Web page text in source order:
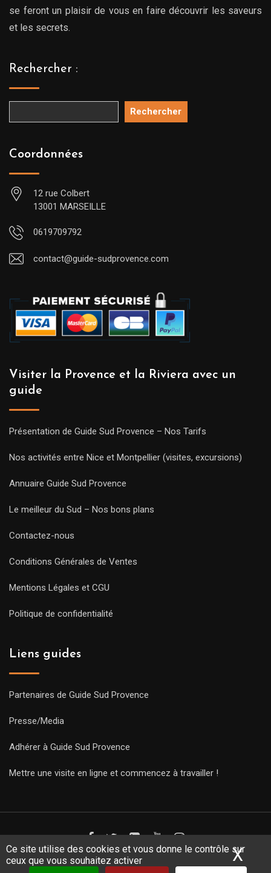
Ce site utilise des cookies et vous donne le contrôle sur
ceux que vous souhaitez activer
X
se feront un plaisir de vous en faire découvrir les saveurs
et les secrets.
Rechercher :
Rechercher
Coordonnées
12 rue Colbert
13001 MARSEILLE
0619709792
contact@guide-sudprovence.com
Visiter la Provence et la Riviera avec un
guide
Présentation de Guide Sud Provence – Nos Tarifs
Nos activités entre Nice et Montpellier (visites, excursions)
Annuaire Guide Sud Provence
Le meilleur du Sud – Nos bons plans
Contactez-nous
Conditions Générales de Ventes
Mentions Légales et CGU
Politique de confidentialité
Liens guides
Partenaires de Guide Sud Provence
Presse/Media
Adhérer à Guide Sud Provence
Mettre une visite en ligne et commencez à travailler !
Copyright Guides 2021. Tous droits réservés.
Développement